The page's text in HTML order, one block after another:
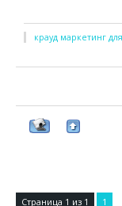
крауд маркетинг
Страница 1 из 1 1